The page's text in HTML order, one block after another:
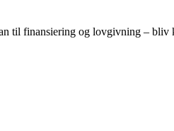
til finansiering og lovgivning –